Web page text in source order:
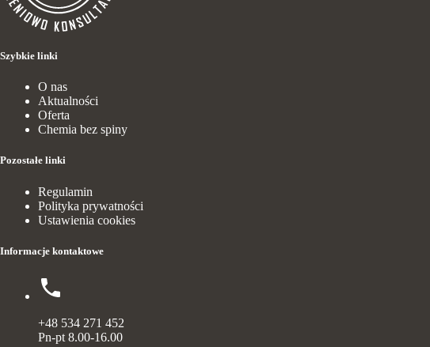
Szybkie linki
O nas
Aktualności
Oferta
Chemia bez spiny
Pozostałe linki
Regulamin
Polityka prywatności
Ustawienia cookies
Informacje kontaktowe
+48 534 271 452
Pn-pt 8.00-16.00